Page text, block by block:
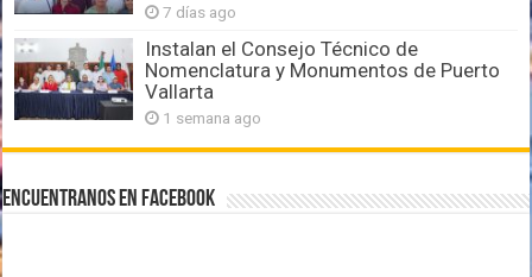
7 días ago
Instalan el Consejo Técnico de
Nomenclatura y Monumentos de Puerto
Vallarta
1 semana ago
Encuentranos en Facebook